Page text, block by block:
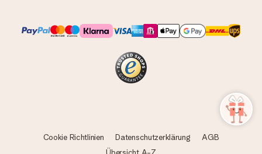
Cookie Richtlinien Datenschutzerklärung
AGB